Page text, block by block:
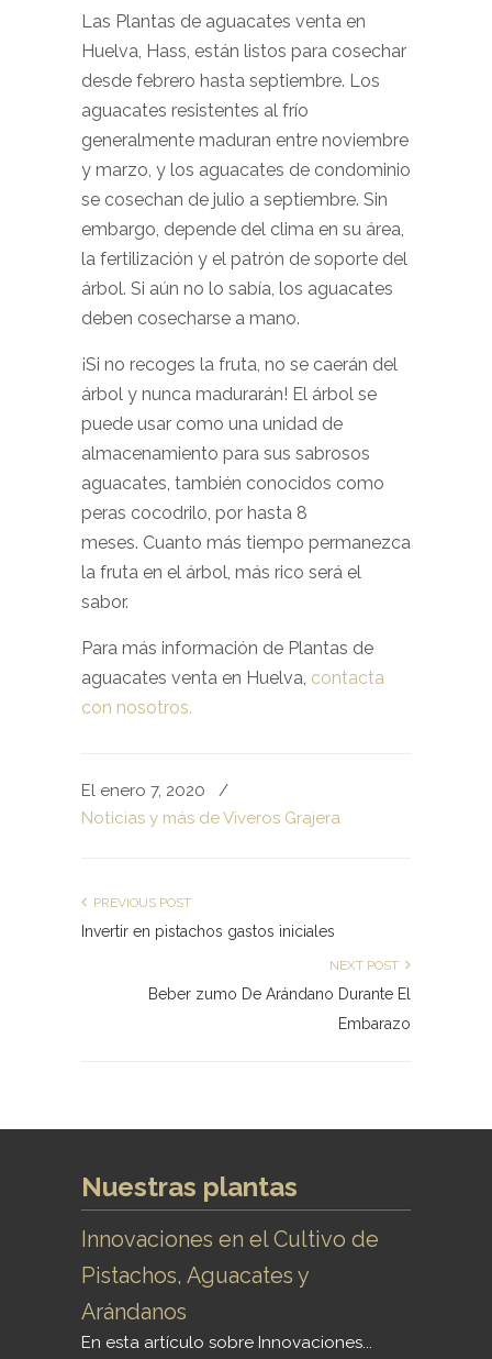
Las Plantas de aguacates venta en
Huelva, Hass, están listos para cosechar
desde febrero hasta septiembre. Los
aguacates resistentes al frío
generalmente maduran entre noviembre
y marzo, y los aguacates de condominio
se cosechan de julio a septiembre. Sin
embargo, depende del clima en su área,
la fertilización y el patrón de soporte del
árbol. Si aún no lo sabía, los aguacates
deben cosecharse a mano.
¡Si no recoges la fruta, no se caerán del
árbol y nunca madurarán! El árbol se
puede usar como una unidad de
almacenamiento para sus sabrosos
aguacates, también conocidos como
peras cocodrilo, por hasta 8
meses. Cuanto más tiempo permanezca
la fruta en el árbol, más rico será el
sabor.
Para más información de Plantas de
aguacates venta en Huelva, contacta
con nosotros.
El enero 7, 2020
/
Noticias y más de Viveros Grajera
PREVIOUS POST
Invertir en pistachos gastos iniciales
NEXT POST
Beber zumo De Arándano Durante El
Embarazo
Nuestras plantas
Innovaciones en el Cultivo de
Pistachos, Aguacates y
Arándanos
En esta artículo sobre Innovaciones...